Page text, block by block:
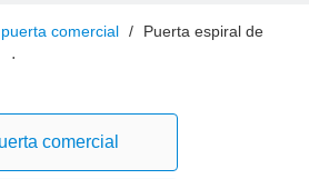
puerta comercial /
Puerta espiral de
comercial